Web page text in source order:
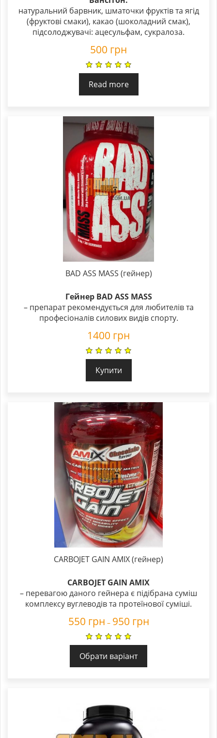
натуральний барвник, шматочки фруктів та ягід
(фруктові смаки), какао (шоколадний смак),
підсолоджувачі: ацесульфам, сукралоза.
500 грн
Read more
BAD ASS MASS (гейнер)
Гейнер BAD ASS MASS
– препарат рекомендується для любителів та
професіоналів силових видів спорту.
1400 грн
Купити
CARBOJET GAIN AMIX (гейнер)
CARBOJET GAIN AMIX
– перевагою даного гейнера є підібрана суміш
комплексу вуглеводів та протеїнової суміші.
550 грн – 950 грн
Обрати варіант